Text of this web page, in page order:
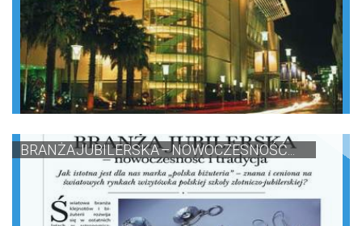
BRANŻA JUBILERSKA – NOWOCZESNOŚĆ...